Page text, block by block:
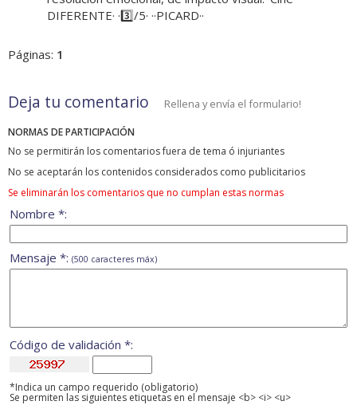
DIFERENTE· ·3️⃣/5· ··PICARD··
Páginas: 1
Deja tu comentario Rellena y envía el formulario!
NORMAS DE PARTICIPACIÓN
No se permitirán los comentarios fuera de tema ó injuriantes
No se aceptarán los contenidos considerados como publicitarios
Se eliminarán los comentarios que no cumplan estas normas
Nombre *:
Mensaje *: (500 caracteres máx)
Código de validación *:
*Indica un campo requerido (obligatorio)
Se permiten las siguientes etiquetas en el mensaje <b> <i> <u>